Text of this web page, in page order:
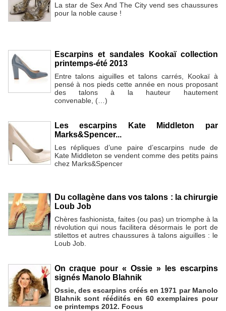
La star de Sex And The City vend ses chaussures
pour la noble cause !
Escarpins et sandales Kookaï collection
printemps-été 2013
Entre talons aiguilles et talons carrés, Kookaï à
pensé à nos pieds cette année en nous proposant
des talons à la hauteur hautement
convenable, (…)
Les escarpins Kate Middleton par
Marks&Spencer...
Les répliques d’une paire d’escarpins nude de
Kate Middleton se vendent comme des petits pains
chez Marks&Spencer
Du collagène dans vos talons : la chirurgie
Loub Job
Chères fashionista, faites (ou pas) un triomphe à la
révolution qui nous facilitera désormais le port de
stilettos et autres chaussures à talons aiguilles : le
Loub Job.
On craque pour « Ossie » les escarpins
signés Manolo Blahnik
Ossie, des escarpins créés en 1971 par Manolo
Blahnik sont réédités en 60 exemplaires pour
ce printemps 2012. Focus